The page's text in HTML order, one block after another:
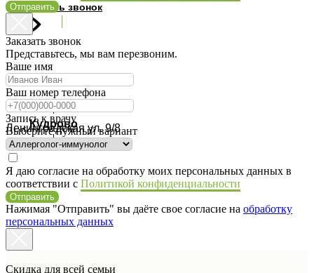
Заказать звонок
Кудрово
Ленинградская ул. 9/8
Отправить
Заказать звонок
Представьтесь, мы вам перезвоним.
Ваше имя
Ваш номер телефона
Запись к врачу
Выберите нужный вариант
Я даю согласие на обработку моих персональных данных в
соответствии с Политикой конфиденциальности
Отправить
Нажимая "Отправить" вы даёте свое согласие на обработку
персональных данных
Скидка для всей семьи